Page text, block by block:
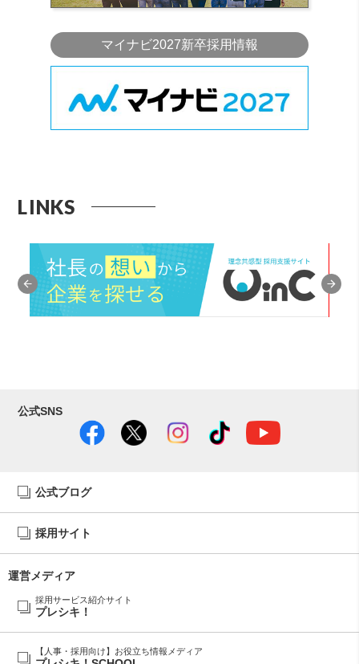
マイナビ2027新卒採用情報
LINKS
公式SNS
公式ブログ
採用サイト
運営メディア
採用サービス紹介サイト
プレシキ！
【人事・採用向け】お役立ち情報メディア